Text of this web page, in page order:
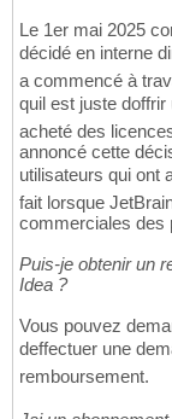
Le 1er mai 2025
décidé en interne
a commencé à
quil est juste
acheté des
annoncé cette
utilisateurs qui ont
fait lorsque
commerciales des
Puis-je obtenir un
Idea ?
Vous pouvez
deffectuer une
remboursement.